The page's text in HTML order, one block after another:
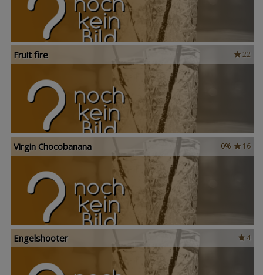
22
Fruit fire
16
0%
Virgin Chocobanana
4
Engelshooter